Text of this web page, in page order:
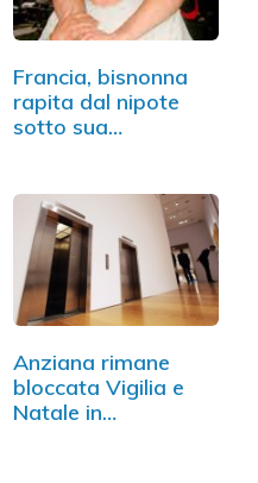
Francia, bisnonna
rapita dal nipote
sotto sua…
Anziana rimane
bloccata Vigilia e
Natale in…